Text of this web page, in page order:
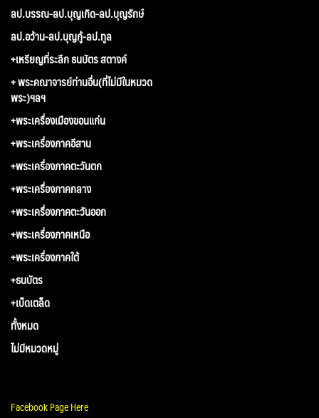
ลป.บรรณ-ลป.บุญเกิด-ลป.บุญรักษ์
ลป.อว้าน-ลป.บุญกู้-ลป.ทูล
+เหรียญที่ระลึก ธนบัตร สตางค์
+ พระคณาจารย์ท่านอื่น(ที่ไม่มีในหมวด
พระ)ฯลฯ
+พระเครื่องเมืองขอนแก่น
+พระเครื่องภาคอีสาน
+พระเครื่องภาคตะวันตก
+พระเครื่องภาคกลาง
+พระเครื่องภาคตะวันออก
+พระเครื่องภาคเหนือ
+พระเครื่องภาคใต้
+ธนบัตร
+เบ็ดเตล็ด
ทั้งหมด
ไม่มีหมวดหมู่
Facebook Page Here